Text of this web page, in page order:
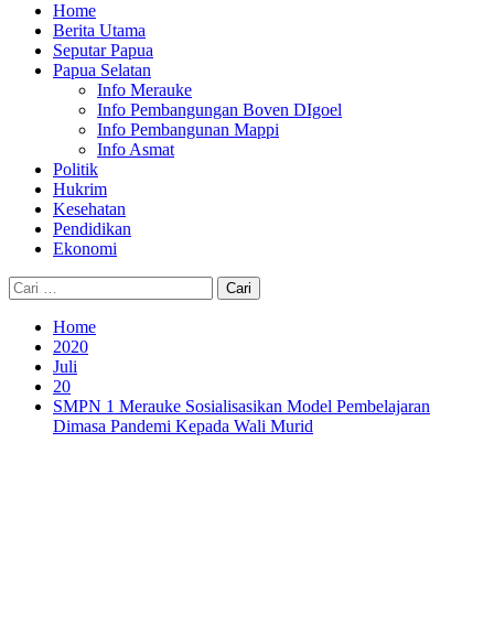
Home
Berita Utama
Seputar Papua
Papua Selatan
Info Merauke
Info Pembangungan Boven DIgoel
Info Pembangunan Mappi
Info Asmat
Politik
Hukrim
Kesehatan
Pendidikan
Ekonomi
Cari
untuk:
Home
2020
Juli
20
SMPN 1 Merauke Sosialisasikan Model Pembelajaran
Dimasa Pandemi Kepada Wali Murid